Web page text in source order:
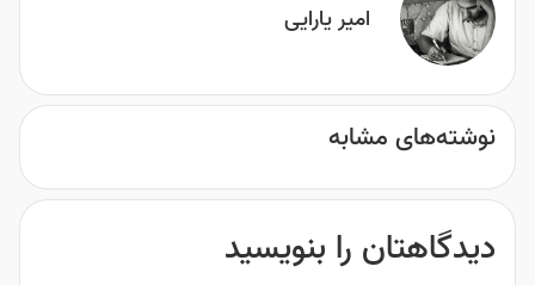
امیر یارایی
نوشته‌های مشابه
دیدگاهتان را بنویسید